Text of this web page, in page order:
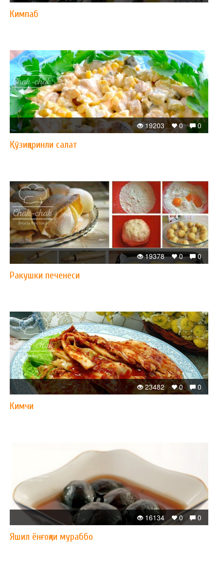
Кимпаб
0
0
19203
Қўзиқоринли салат
0
0
19378
Ракушки печенеси
0
0
23482
Кимчи
0
0
16134
Яшил ёнғоқли мураббо